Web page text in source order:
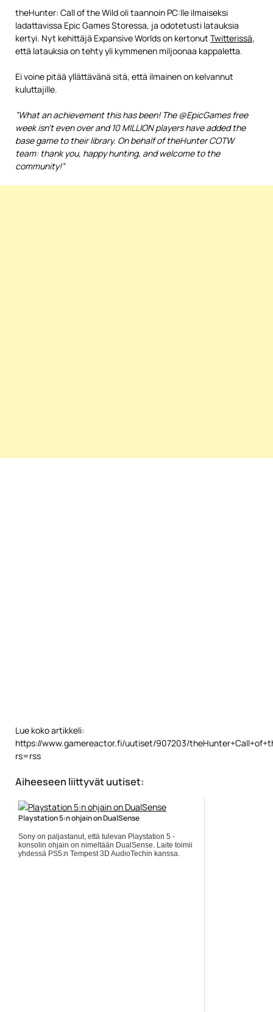
theHunter: Call of the Wild oli taannoin PC:lle ilmaiseksi
ladattavissa Epic Games Storessa, ja odotetusti latauksia
kertyi. Nyt kehittäjä Expansive Worlds on kertonut Twitterissä,
että latauksia on tehty yli kymmenen miljoonaa kappaletta.
Ei voine pitää yllättävänä sitä, että ilmainen on kelvannut
kuluttajille.
”What an achievement this has been! The @EpicGames free
week isn’t even over and 10 MILLION players have added the
base game to their library. On behalf of theHunter COTW
team: thank you, happy hunting, and welcome to the
community!”
Lue koko artikkeli:
https://www.gamereactor.fi/uutiset/907203/
rs=rss
Aiheeseen liittyvät uutiset:
Playstation 5:n ohjain on DualSense
Sony on paljastanut, että tulevan Playstation 5 -
konsolin ohjain on nimeltään DualSense. Laite toimii
yhdessä PS5:n Tempest 3D AudioTechin kanssa.